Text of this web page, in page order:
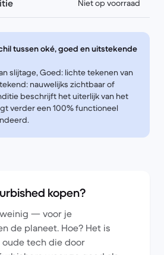
Niet op voorraad
tussen oké, goed en uitstekende
slijtage, Goed: lichte tekenen van
nauwelijks zichtbaar of
beschrijft het uiterlijk van het
verder een 100% functioneel
kopen?
— voor je
de planeet. Hoe? Het is
tech die door